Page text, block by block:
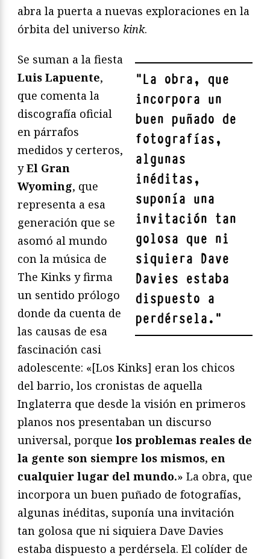
abra la puerta a nuevas exploraciones en la
órbita del universo kink.
"La obra, que
incorpora un
buen puñado de
fotografías,
algunas
inéditas,
suponía una
invitación tan
golosa que ni
siquiera Dave
Davies estaba
dispuesto a
perdérsela. "
Se suman a la fiesta
Luis Lapuente,
que comenta la
discografía oficial
en párrafos
medidos y certeros,
yEl Gran
Wyoming, que
representa a esa
generación que se
asomó al mundo
con la música de
The Kinks y firma
un sentido prólogo
donde da cuenta de
las causas de esa
fascinación casi
adolescente: «[Los Kinks] eran los chicos
del barrio, los cronistas de aquella
Inglaterra que desde la visión en primeros
planos nos presentaban un discurso
universal, porque los problemas reales de
la gente son siempre los mismos, en
cualquier lugar del mundo.» La obra, que
incorpora un buen puñado de fotografías,
algunas inéditas, suponía una invitación
tan golosa que ni siquiera Dave Davies
estaba dispuesto a perdérsela. El colíder de